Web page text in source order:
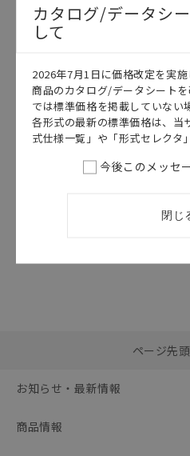
このカタログを選択
カタログ 日本語
SBCD-093AM
DeviceNet カ
タログ
2026/07/01更新
括ダウンロ
ページ先
お知らせ・最新情報
商品情報
カタログ/データシ
して
2026年7月1日に価格改定を実
商品のカタログ/データシート
では標準価格を掲載していない
各形式の最新の標準価格は、当
式仕様一覧」や「形式セレクタ
今後このメッセ
閉じ